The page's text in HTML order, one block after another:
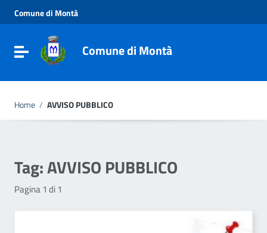
Vai al menu di navigazione
Vai al footer
Comune di Montà
Toggle navigationComune di Montà
Home / AVVISO PUBBLICO
Tag:AVVISO PUBBLICO
Pagina 1 di 1